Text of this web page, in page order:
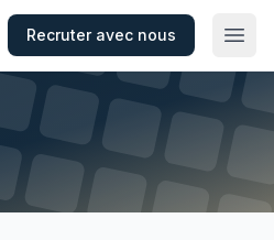
Recruter avec nous